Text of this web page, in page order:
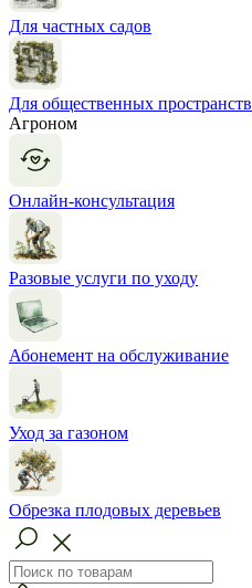
Для частных садов
Для общественных пространств
Агроном
Онлайн-консультация
Разовые услуги по уходу
Абонемент на обслуживание
Уход за газоном
Обрезка плодовых деревьев